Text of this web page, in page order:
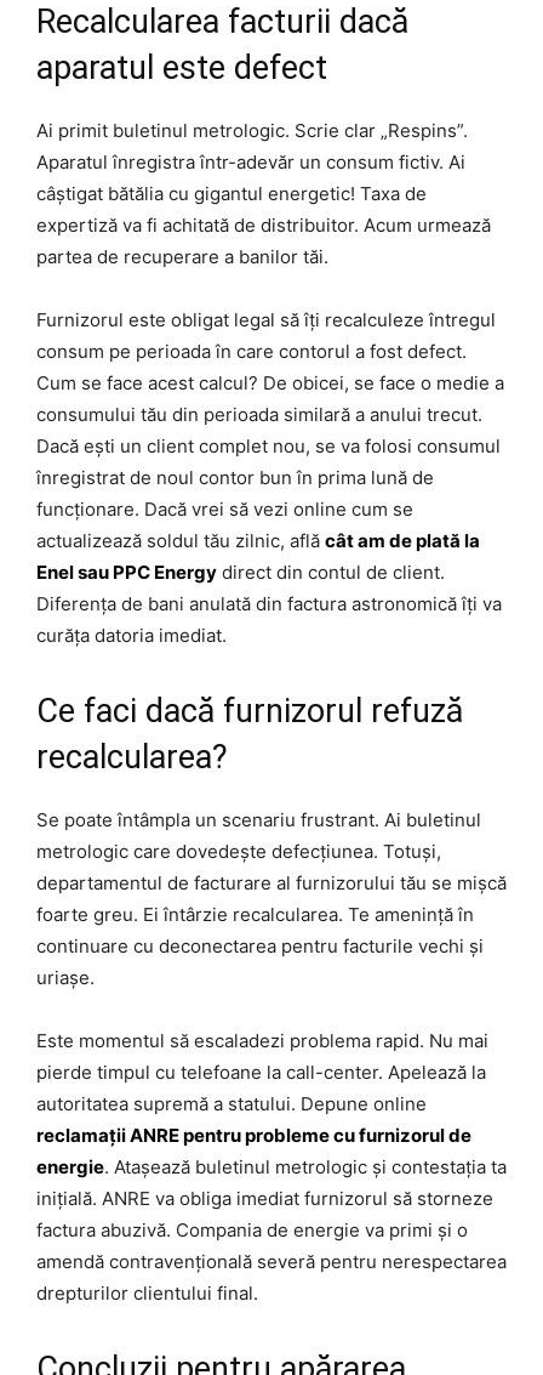
Recalcularea facturii dacă
aparatul este defect
Ai primit buletinul metrologic. Scrie clar „Respins”.
Aparatul înregistra într-adevăr un consum fictiv. Ai
câștigat bătălia cu gigantul energetic! Taxa de
expertiză va fi achitată de distribuitor. Acum urmează
partea de recuperare a banilor tăi.
Furnizorul este obligat legal să îți recalculeze întregul
consum pe perioada în care contorul a fost defect.
Cum se face acest calcul? De obicei, se face o medie a
consumului tău din perioada similară a anului trecut.
Dacă ești un client complet nou, se va folosi consumul
înregistrat de noul contor bun în prima lună de
funcționare. Dacă vrei să vezi online cum se
actualizează soldul tău zilnic, află cât am de plată la
Enel sau PPC Energy direct din contul de client.
Diferența de bani anulată din factura astronomică îți va
curăța datoria imediat.
Ce faci dacă furnizorul refuză
recalcularea?
Se poate întâmpla un scenariu frustrant. Ai buletinul
metrologic care dovedește defecțiunea. Totuși,
departamentul de facturare al furnizorului tău se mișcă
foarte greu. Ei întârzie recalcularea. Te amenință în
continuare cu deconectarea pentru facturile vechi și
uriașe.
Este momentul să escaladezi problema rapid. Nu mai
pierde timpul cu telefoane la call-center. Apelează la
autoritatea supremă a statului. Depune online
reclamații ANRE pentru probleme cu furnizorul de
energie. Atașează buletinul metrologic și contestația ta
inițială. ANRE va obliga imediat furnizorul să storneze
factura abuzivă. Compania de energie va primi și o
amendă contravențională severă pentru nerespectarea
drepturilor clientului final.